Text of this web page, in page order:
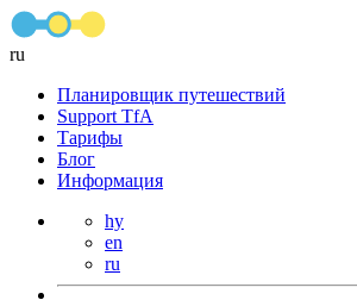
ru
Планировщик путешествий
Support TfA
Тарифы
Блог
Информация
hy
en
ru